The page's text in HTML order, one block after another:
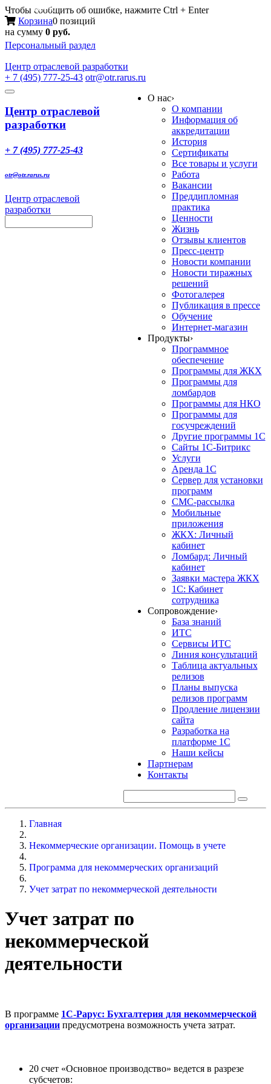
Чтобы сообщить об ошибке, нажмите Ctrl + Enter
Корзина0 позиций
на сумму 0 руб.
Персональный раздел
Центр отраслевой разработки
+ 7 (495) 777-25-43 otr@otr.rarus.ru
Toggle
Меню
Центр отраслевой
разработки
+ 7 (495) 777-25-43
otr@otr.rarus.ru
Центр отраслевой
разработки
О нас›
О компании
Информация об
аккредитации
История
Сертификаты
Все товары и услуги
Работа
Вакансии
Преддипломная
практика
Ценности
Жизнь
Отзывы клиентов
Пресс-центр
Новости компании
Новости тиражных
решений
Фотогалерея
Публикация в прессе
Обучение
Интернет-магазин
Продукты›
Программное
обеспечение
Программы для ЖКХ
Программы для
ломбардов
Программы для НКО
Программы для
госучреждений
Другие программы 1С
Сайты 1С-Битрикс
Услуги
Аренда 1С
Сервер для установки
программ
СМС-рассылка
Мобильные
приложения
ЖКХ: Личный
кабинет
Ломбард: Личный
кабинет
Заявки мастера ЖКХ
1С: Кабинет
сотрудника
Сопровождение›
База знаний
ИТС
Сервисы ИТС
Линия консультаций
Таблица актуальных
релизов
Планы выпуска
релизов программ
Продление лицензии
сайта
Разработка на
платформе 1С
Наши кейсы
Партнерам
Контакты
Главная
Некоммерческие организации. Помощь в учете
Программа для некоммерческих организаций
Учет затрат по некоммерческой деятельности
Учет затрат по
некоммерческой
деятельности
В программе 1С-Рарус: Бухгалтерия для некоммерческой
организации предусмотрена возможность учета затрат.
20 счет «Основное производство» ведется в разрезе
субсчетов: